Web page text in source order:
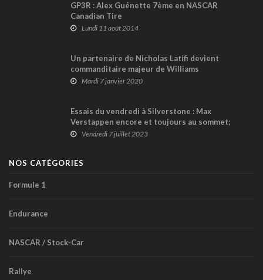
GP3R : Alex Guénette 7ème en NASCAR
Canadian Tire
Lundi 11 août 2014
Un partenaire de Nicholas Latifi devient
commanditaire majeur de Williams
Mardi 7 janvier 2020
Essais du vendredi à Silverstone : Max
Verstappen encore et toujours au sommet;
Lance Stroll constant dans le Top 10
Vendredi 7 juillet 2023
NOS CATÉGORIES
Formule 1
Endurance
NASCAR / Stock-Car
Rallye